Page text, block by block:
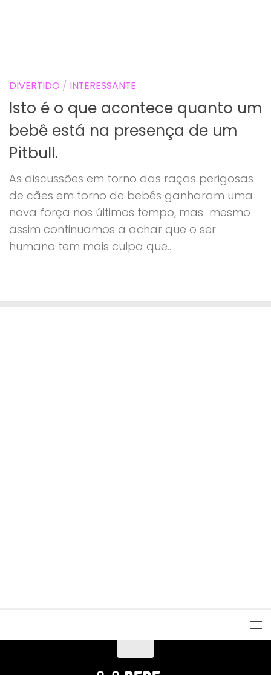
DIVERTIDO / INTERESSANTE
Isto é o que acontece quanto um
bebê está na presença de um
Pitbull.
As discussões em torno das raças perigosas
de cães em torno de bebês ganharam uma
nova força nos últimos tempo, mas mesmo
assim continuamos a achar que o ser
humano tem mais culpa que...